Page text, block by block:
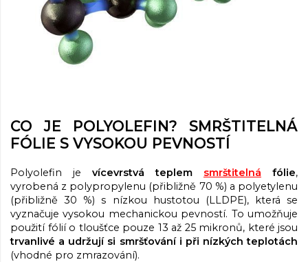
CO JE POLYOLEFIN? SMRŠTITELNÁ
FÓLIE S VYSOKOU PEVNOSTÍ
Polyolefin je vícevrstvá teplem smrštitelná fólie,
vyrobená z polypropylenu (přibližně 70 %) a polyetylenu
(přibližně 30 %) s nízkou hustotou (LLDPE), která se
vyznačuje vysokou mechanickou pevností. To umožňuje
použití fólií o tloušťce pouze 13 až 25 mikronů, které jsou
trvanlivé a udržují si smršťování i při nízkých teplotách
(vhodné pro zmrazování).